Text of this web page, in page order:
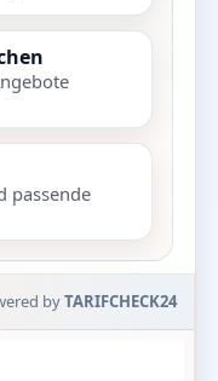
passende
byTARIFCHECK24